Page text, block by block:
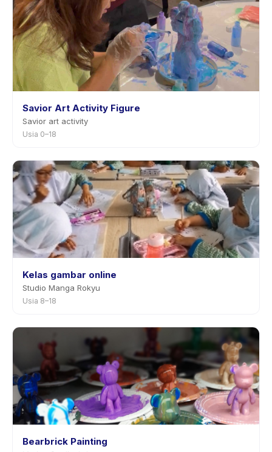
Savior Art Activity Figure
Savior art activity
Usia 0–18
Kelas gambar online
Studio Manga Rokyu
Usia 8–18
Bearbrick Painting